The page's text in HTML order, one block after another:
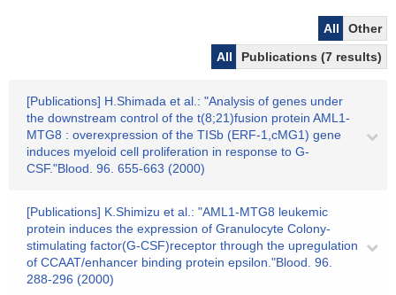
All
Other
All
Publications (7 results)
[Publications] H.Shimada et al.: "Analysis of genes under
the downstream control of the t(8;21)fusion protein AML1-
MTG8 : overexpression of the TISb (ERF-1,cMG1) gene
induces myeloid cell proliferation in response to G-
CSF."Blood. 96. 655-663 (2000)
[Publications] K.Shimizu et al.: "AML1-MTG8 leukemic
protein induces the expression of Granulocyte Colony-
stimulating factor(G-CSF)receptor through the upregulation
of CCAAT/enhancer binding protein epsilon."Blood. 96.
288-296 (2000)